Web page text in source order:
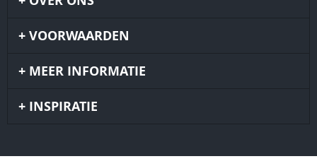
VOORWAARDEN
MEER INFORMATIE
INSPIRATIE